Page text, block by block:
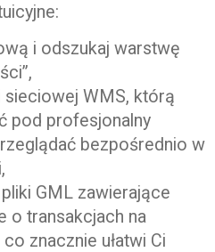
i odszukaj warstwę
sieciowej WMS, którą
pod profesjonalny
bezpośrednio w
GML zawierające
o transakcjach na
znacznie ułatwi Ci